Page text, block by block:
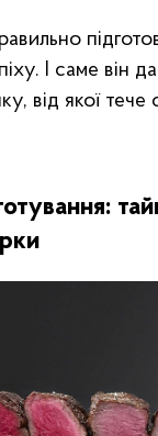
І саме він
від якої